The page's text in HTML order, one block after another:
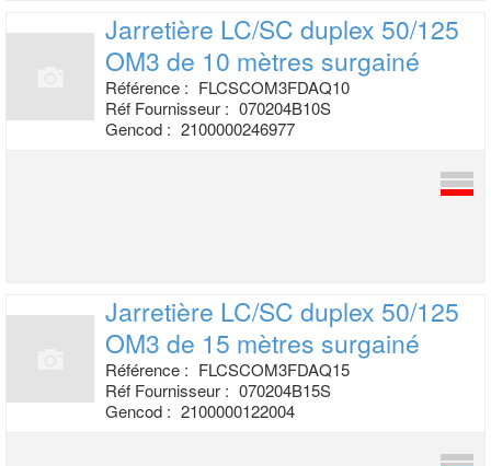
Jarretière LC/SC duplex 50/125
OM3 de 10 mètres surgainé
Référence : FLCSCOM3FDAQ10
Réf Fournisseur : 070204B10S
Gencod : 2100000246977
Jarretière LC/SC duplex 50/125
OM3 de 15 mètres surgainé
Référence : FLCSCOM3FDAQ15
Réf Fournisseur : 070204B15S
Gencod : 2100000122004